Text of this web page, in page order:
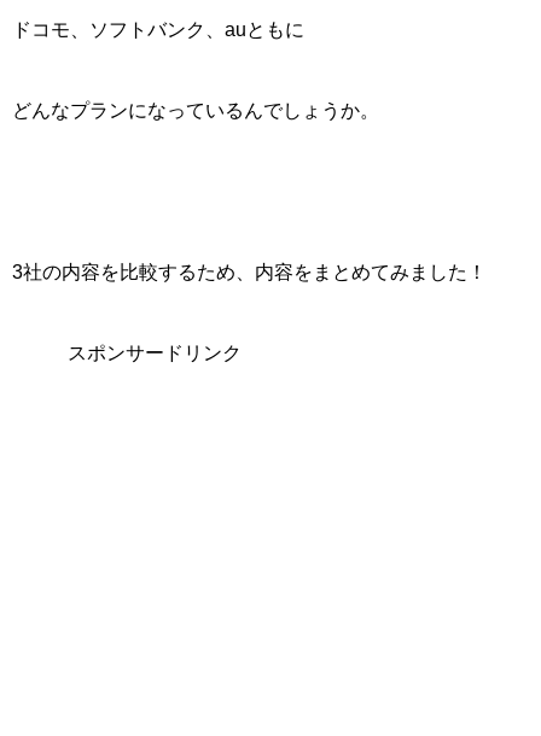
ドコモ、ソフトバンク、auともに
どんなプランになっているんでしょうか。
3社の内容を比較するため、内容をまとめてみました！
スポンサードリンク